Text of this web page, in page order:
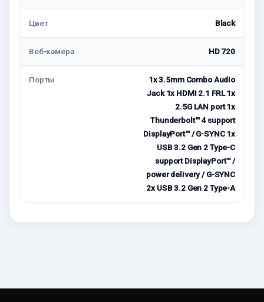
Цвет Black
Веб-камера HD 720
Порты
1x 3.5mm Combo Audio
Jack 1x HDMI 2.1 FRL 1x
2.5G LAN port 1x
Thunderbolt™ 4 support
DisplayPort™ / G-SYNC 1x
USB 3.2 Gen 2 Type-C
support DisplayPort™ /
power delivery / G-SYNC
2x USB 3.2 Gen 2 Type-A